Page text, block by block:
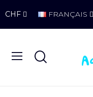
CHF FRANÇAIS